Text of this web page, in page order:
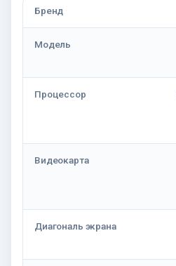
Бренд
Модель
Процессор
Видеокарта
Диагональ экрана